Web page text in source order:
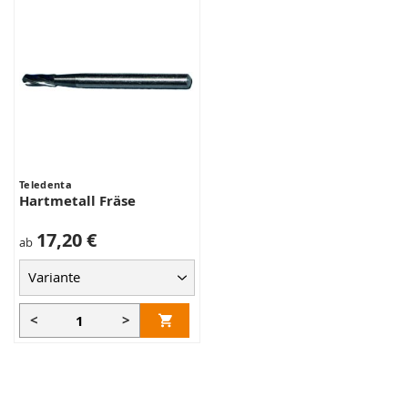
Teledenta
Hartmetall Fräse
ab 17,20 €
< >